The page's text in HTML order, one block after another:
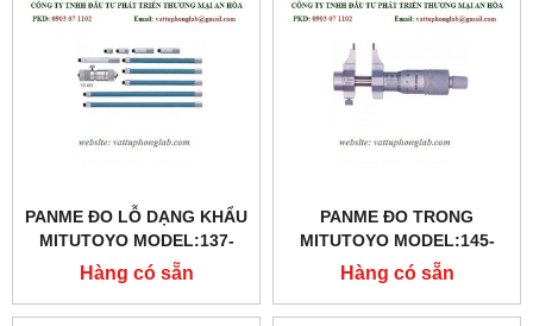
PANME ĐO LỖ DẠNG KHẨU
MITUTOYO MODEL:137-
201
Hàng có sẵn
PANME ĐO TRONG
MITUTOYO MODEL:145-
188
Hàng có sẵn